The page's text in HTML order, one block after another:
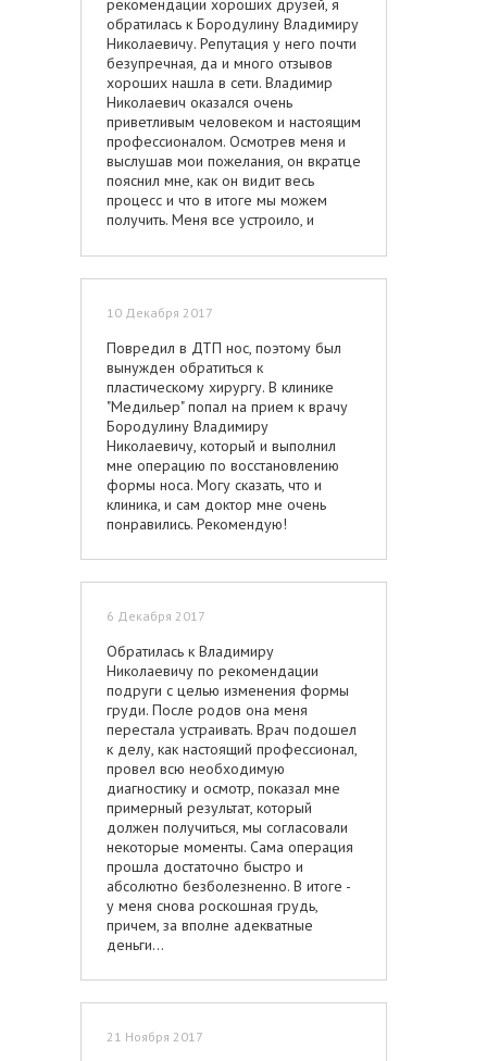
рекомендации хороших друзей, я
обратилась к Бородулину Владимиру
Николаевичу. Репутация у него почти
безупречная, да и много отзывов
хороших нашла в сети. Владимир
Николаевич оказался очень
приветливым человеком и настоящим
профессионалом. Осмотрев меня и
выслушав мои пожелания, он вкратце
пояснил мне, как он видит весь
процесс и что в итоге мы можем
получить. Меня все устроило, и
мкачестве пациентки. Для начала был
назначен комплекс анализов, чтобы
операция прошла практически
не более трех часов. Весь
постоперационный период Владимир
Николаевич вел меня и находился
рядом, время от времени
корректируя и направляя процесс
заживления. Сейчас прошло уже два
месяца, и мой животик выглядит
изумительно. Огромной спасибо
Владимиру Бородулину за
профессионализм и доброе
10 Декабря 2017
Повредил в ДТП нос, поэтому был
вынужден обратиться к
пластическому хирургу. В клинике
"Медильер" попал на прием к врачу
Бородулину Владимиру
Николаевичу, который и выполнил
мне операцию по восстановлению
формы носа. Могу сказать, что и
клиника, и сам доктор мне очень
понравились. Рекомендую!
6 Декабря 2017
Обратилась к Владимиру
Николаевичу по рекомендации
подруги с целью изменения формы
груди. После родов она меня
перестала устраивать. Врач подошел
к делу, как настоящий профессионал,
провел всю необходимую
диагностику и осмотр, показал мне
примерный результат, который
должен получиться, мы согласовали
некоторые моменты. Сама операция
прошла достаточно быстро и
абсолютно безболезненно. В итоге -
у меня снова роскошная грудь,
причем, за вполне адекватные
деньги...
21 Ноября 2017